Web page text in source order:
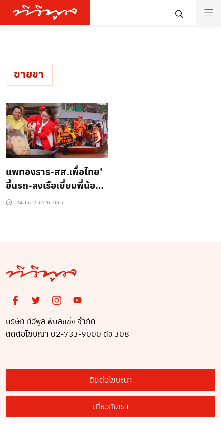
ขายขา
แพทองธาร-สส.เพื่อไทย’
ขึ้นรถ-ลงเรือเยี่ยมพี่น้อง
น่าน วิกฤตอุทกภัยภาค
24 ส.ค. 2567 16:06 น.
บริษัท ทีวีพูล พับลิชชิ่ง จำกัด
ติดต่อโฆษณา 02-733-9000 ต่อ 308
ติดต่อโฆษณา
เกี่ยวกับเรา